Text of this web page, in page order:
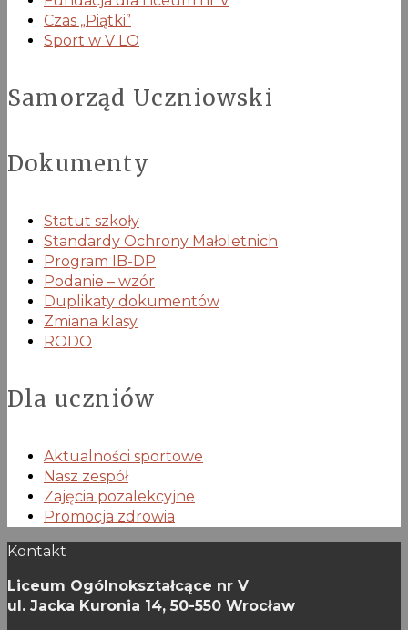
Czas „Piątki”
Sport w V LO
Samorząd Uczniowski
Dokumenty
Statut szkoły
Standardy Ochrony Małoletnich
Program IB-DP
Podanie – wzór
Duplikaty dokumentów
Zmiana klasy
RODO
Dla uczniów
Aktualności sportowe
Nasz zespół
Zajęcia pozalekcyjne
Promocja zdrowia
Kontakt
Liceum Ogólnokształcące nr V
ul. Jacka Kuronia 14, 50-550 Wrocław